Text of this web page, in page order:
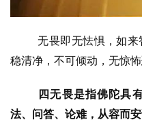
无畏即无怯惧，如
稳清净，不可倾动，无惊
四无畏是指佛陀具
法、问答、论难，从容而安